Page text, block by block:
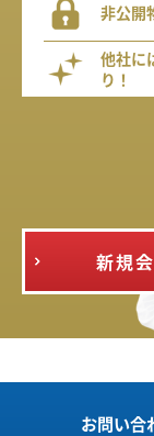
非公開
他社に
り！
新規
お問い合